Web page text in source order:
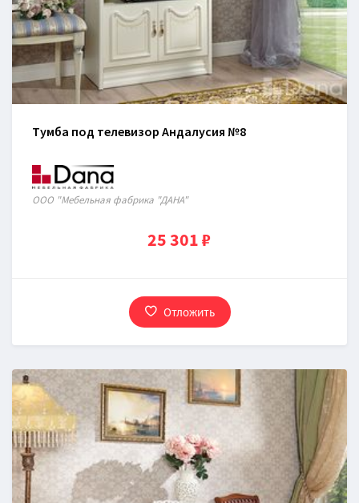
Тумба под телевизор Андалусия №8
ООО "Мебельная фабрика "ДАНА"
25 301 ₽
Отложить